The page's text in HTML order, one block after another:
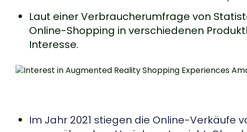
Laut einer Verbraucherumfrage von
Online-Shopping in verschiedenen
Interesse.
Im Jahr 2021 stiegen die Online-Verkäufe